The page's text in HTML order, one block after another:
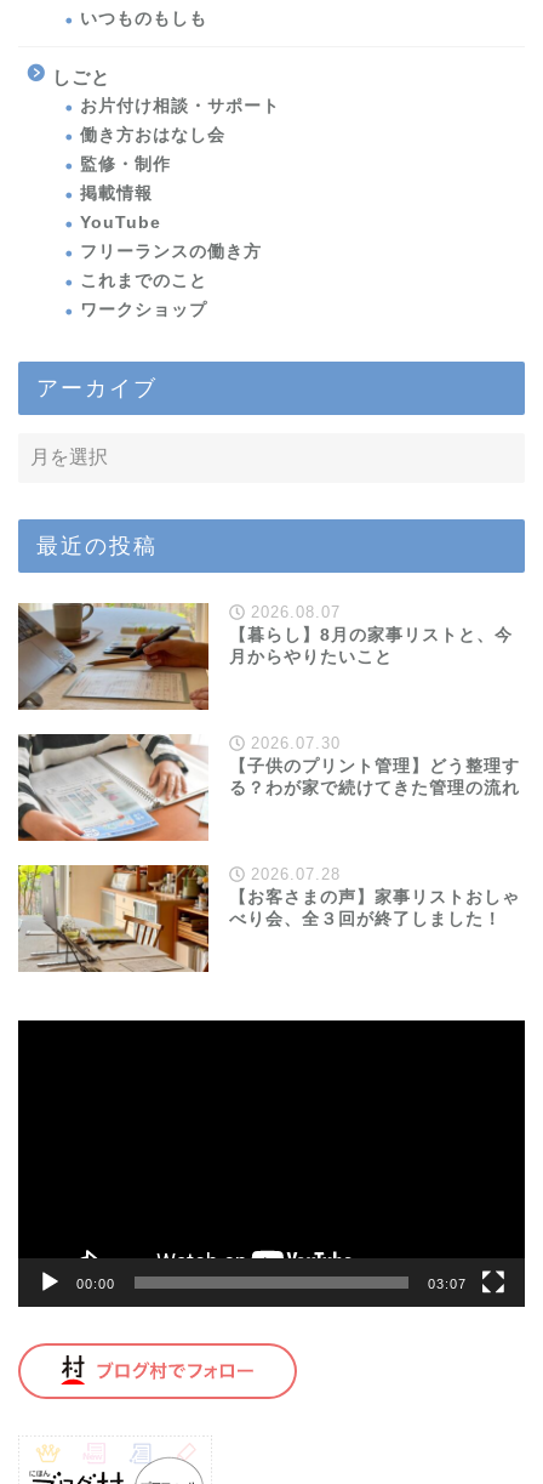
いつものもしも
しごと
お片付け相談・サポート
働き方おはなし会
監修・制作
掲載情報
YouTube
フリーランスの働き方
これまでのこと
ワークショップ
アーカイブ
最近の投稿
2026.08.07
【暮らし】8月の家事リストと、今
月からやりたいこと
2026.07.30
【子供のプリント管理】どう整理す
る？わが家で続けてきた管理の流れ
2026.07.28
【お客さまの声】家事リストおしゃ
べり会、全３回が終了しました！
00:00 03:07